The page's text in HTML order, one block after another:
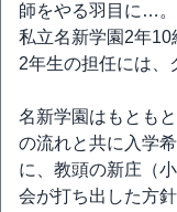
師をやる羽目に…
私立名新学園2年10
2年生の担任には、
名新学園はもとも
の流れと共に入学
に、教頭の新庄（
会が打ち出した方